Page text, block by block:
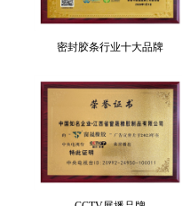
密封胶条行业十大品牌